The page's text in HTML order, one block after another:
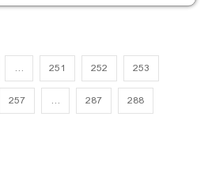
… 251 252 253
257 … 287 288